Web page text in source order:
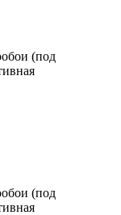
(под
(под